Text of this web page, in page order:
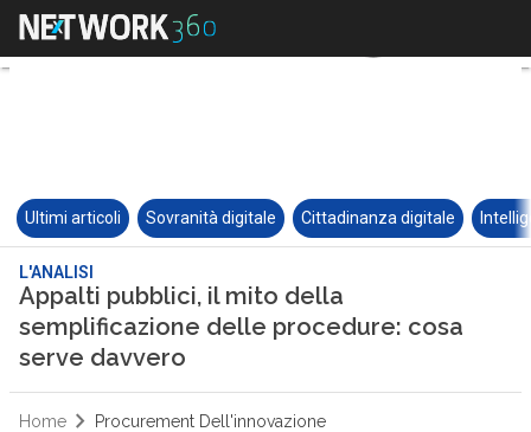
Ultimi articoli Sovranità digitale Cittadinanza digitale
L'ANALISI
Appalti pubblici, il mito della
semplificazione delle procedure: cosa
serve davvero
Home Procurement Dell'innovazione